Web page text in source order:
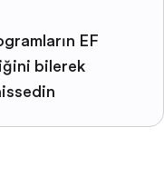
EF
bilerek